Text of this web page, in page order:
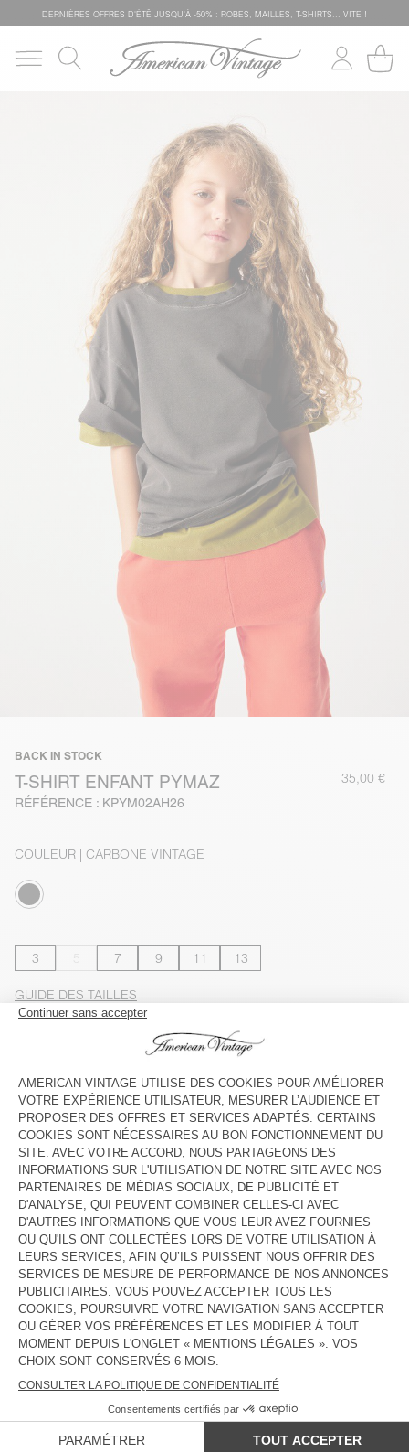
DERNIÈRES OFFRES D'ÉTÊ JUSQU'À -50% : ROBES, MAILLES, T-SHIRTS... VITE !
BACK IN STOCK
T-SHIRT ENFANT PYMAZ
RÉFÉRENCE : KPYM02AH26
35,00 €
COULEUR | CARBONE VINTAGE
3 7 9 11 13
GUIDE DES TAILLES
Livraison estiméeentre le mardi 11 août et le jeudi 13 août
AJOUTER AU PANIER
VOIR LA DISPONIBILITE EN MAGASIN
VOIR LE LOOK
DESCRIPTION
TAILLE ET COUPE
COMPOSITION
ENTRETIEN
LIVRAISON ET RETOURS